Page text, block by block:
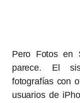
Pero Fotos en
parece. El
fotografías con
usuarios de